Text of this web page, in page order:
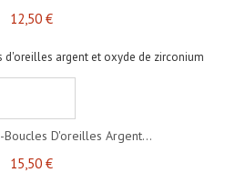
12,50 €
D'oreilles Argent...
15,50 €